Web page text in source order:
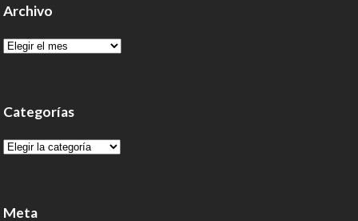
Archivo
Archivo
Categorías
Categorías
Meta